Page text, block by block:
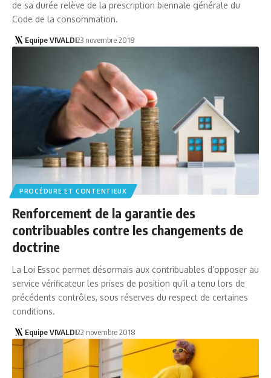
de sa durée relève de la prescription biennale générale du
Code de la consommation.
Equipe VIVALDI23 novembre 2018
PROCÉDURE ET CONTENTIEUX
Renforcement de la garantie des
contribuables contre les changements de
doctrine
La Loi Essoc permet désormais aux contribuables d’opposer au
service vérificateur les prises de position qu’il a tenu lors de
précédents contrôles, sous réserves du respect de certaines
conditions.
Equipe VIVALDI22 novembre 2018